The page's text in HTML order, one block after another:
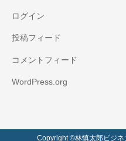
ログイン
投稿フィード
コメントフィード
WordPress.org
Copyright ©️林慎太郎ビジ